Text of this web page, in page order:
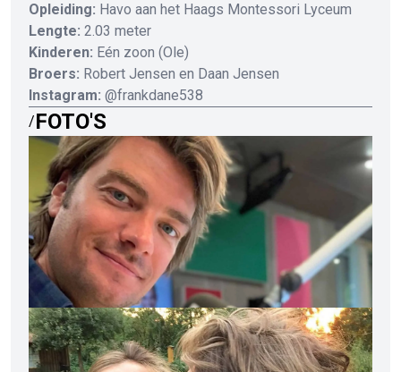
Opleiding: Havo aan het Haags Montessori Lyceum
Lengte: 2.03 meter
Kinderen: Eén zoon (Ole)
Broers: Robert Jensen en Daan Jensen
Instagram: @frankdane538
/FOTO'S